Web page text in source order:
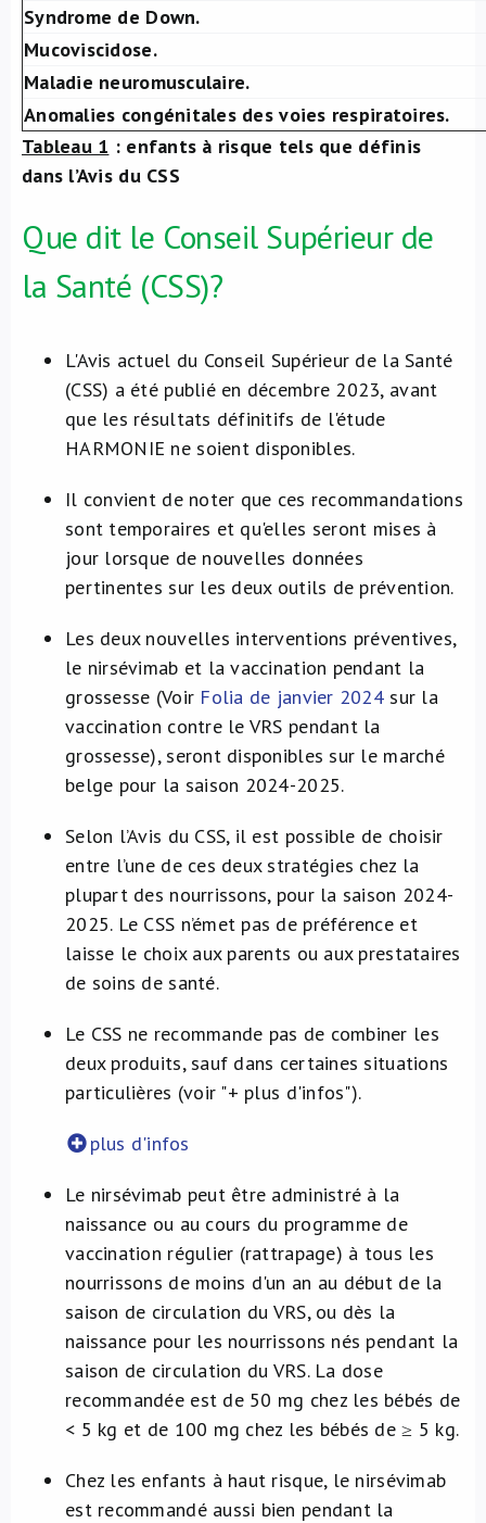
Syndrome de Down.​
Mucoviscidose.
Maladie neuromusculaire.
Anomalies congénitales des voies respiratoires.
Tableau 1 : enfants à risque tels que définis
dans l’Avis du CSS
Que dit le Conseil Supérieur de
la Santé (CSS)?
L'Avis actuel du Conseil Supérieur de la Santé
(CSS) a été publié en décembre 2023, avant
que les résultats définitifs de l'étude
HARMONIE ne soient disponibles.
Il convient de noter que ces recommandations
sont temporaires et qu'elles seront mises à
jour lorsque de nouvelles données
pertinentes sur les deux outils de prévention.
Les deux nouvelles interventions préventives,
le nirsévimab et la vaccination pendant la
grossesse (Voir Folia de janvier 2024 sur la
vaccination contre le VRS pendant la
grossesse), seront disponibles sur le marché
belge pour la saison 2024-2025.
Selon l’Avis du CSS, il est possible de choisir
entre l’une de ces deux stratégies chez la
plupart des nourrissons, pour la saison 2024-
2025. Le CSS n’émet pas de préférence et
laisse le choix aux parents ou aux prestataires
de soins de santé.
Le CSS ne recommande pas de combiner les
deux produits, sauf dans certaines situations
particulières (voir "+ plus d'infos").
plus d'infos
Le nirsévimab peut être administré à la
naissance ou au cours du programme de
vaccination régulier (rattrapage) à tous les
nourrissons de moins d'un an au début de la
saison de circulation du VRS, ou dès la
naissance pour les nourrissons nés pendant la
saison de circulation du VRS. La dose
recommandée est de 50 mg chez les bébés de
< 5 kg et de 100 mg chez les bébés de ≥ 5 kg.
Chez les enfants à haut risque, le nirsévimab
est recommandé aussi bien pendant la